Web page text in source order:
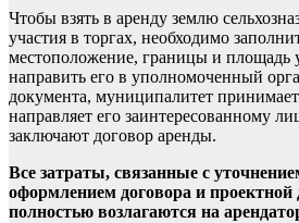
Чтобы взять в аренду землю
участия в торгах, необходимо
местоположение, границы и площадь
направить его в уполномоченный
документа, муниципалитет
направляет его заинтересованному
заключают договор аренды.
Все затраты, связанные с
оформлением договора и проектной
полностью возлагаются на